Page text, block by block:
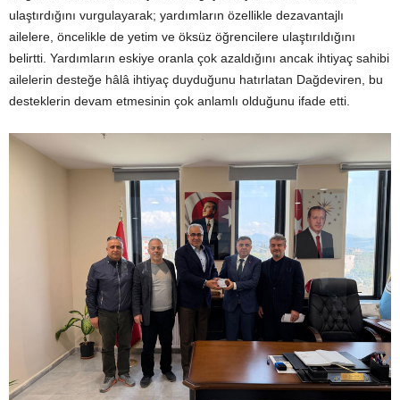
ulaştırdığını vurgulayarak; yardımların özellikle dezavantajlı
ailelere, öncelikle de yetim ve öksüz öğrencilere ulaştırıldığını
belirtti. Yardımların eskiye oranla çok azaldığını ancak ihtiyaç sahibi
ailelerin desteğe hâlâ ihtiyaç duyduğunu hatırlatan Dağdeviren, bu
desteklerin devam etmesinin çok anlamlı olduğunu ifade etti.